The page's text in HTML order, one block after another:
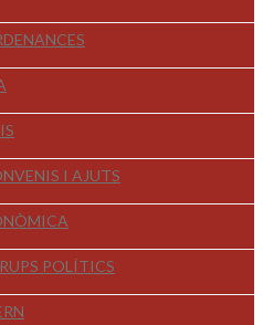
I AJUTS
POLÍTICS